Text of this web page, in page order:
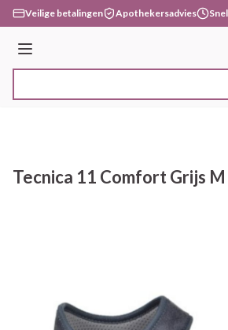
Ga naar de inhoud
Veilige betalingen Apothekersadvies
Menu
Tecnica 11 Comfort Grijs